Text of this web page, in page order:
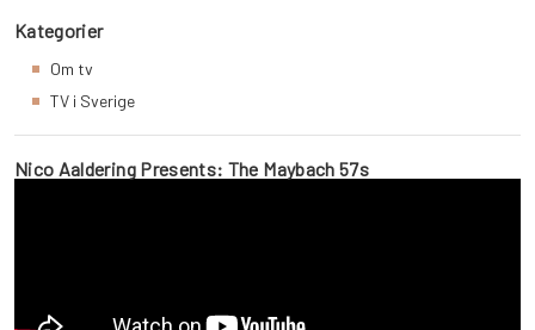
Kategorier
Om tv
TV i Sverige
Nico Aaldering Presents: The Maybach 57s